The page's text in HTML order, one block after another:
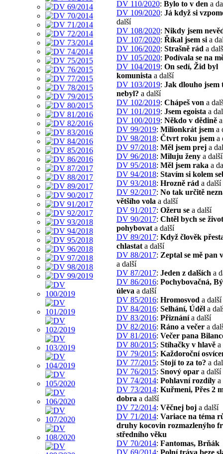
DV 110/2020: Bylo to v den a
DV 109/2020: Já když si
další
DV 108/2020: Nikdy jsem
DV 107/2020: Říkal jsem si a
DV 106/2020: Strašně rád a
DV 105/2020: Podívala se na
DV 104/2019: On sedí, Žid byl
komunista a další
DV 103/2019: Jak dlouho jsem
nebyl? a další
DV 102/2019: Chápeš von a
DV 101/2019: Jsem egoista a
DV 100/2019: Někdo v dědině
DV 99/2019: Milionkrát jsem a
DV 98/2018: Čtvrt roku jsem a
DV 97/2018: Měl jsem prej a
DV 96/2018: Miluju ženy a další
DV 95/2018: Měl jsem raka a
DV 94/2018: Stavím si kolem
DV 93/2018: Hrozně rád a další
DV 92/2017: No tak určitě
většího vola a další
DV 91/2017: Ožeru se a další
DV 90/2017: Chtěl bych se
pohybovat a další
DV 89/2017: Když člověk
chlastat a další
DV 88/2017: Zeptal se mě pan
a další
DV 87/2017: Jeden z dalších a
DV 86/2016: Pochybovačná,
úleva a další
DV 85/2016: Hromosvod a další
DV 84/2016: Selhání, Úděl a
DV 83/2016: Přiznánía další
DV 82/2016: Ráno a večer a
DV 81/2016: Večer pana
DV 80/2015: Stíhačky v hlavě a
DV 79/2015: Každoroční
DV 77/2015: Stojí to za to? a
DV 76/2015: Snový opar a další
DV 74/2014: Pohlavní rozdíly a
DV 73/2014: Kuřmeni, Přes 2
dobra a další
DV 72/2014: Věčnej boj a další
DV 71/2014: Variace na téma
druhy kocovin rozmazlenýho
středního věku
DV 70/2014: Fantomas, Brňák
DV 69/2014: Polní tráva beze